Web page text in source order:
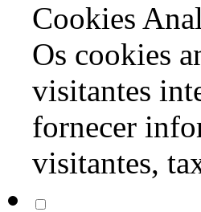
Cookies
Os cookies
visitantes
fornecer
visitantes,